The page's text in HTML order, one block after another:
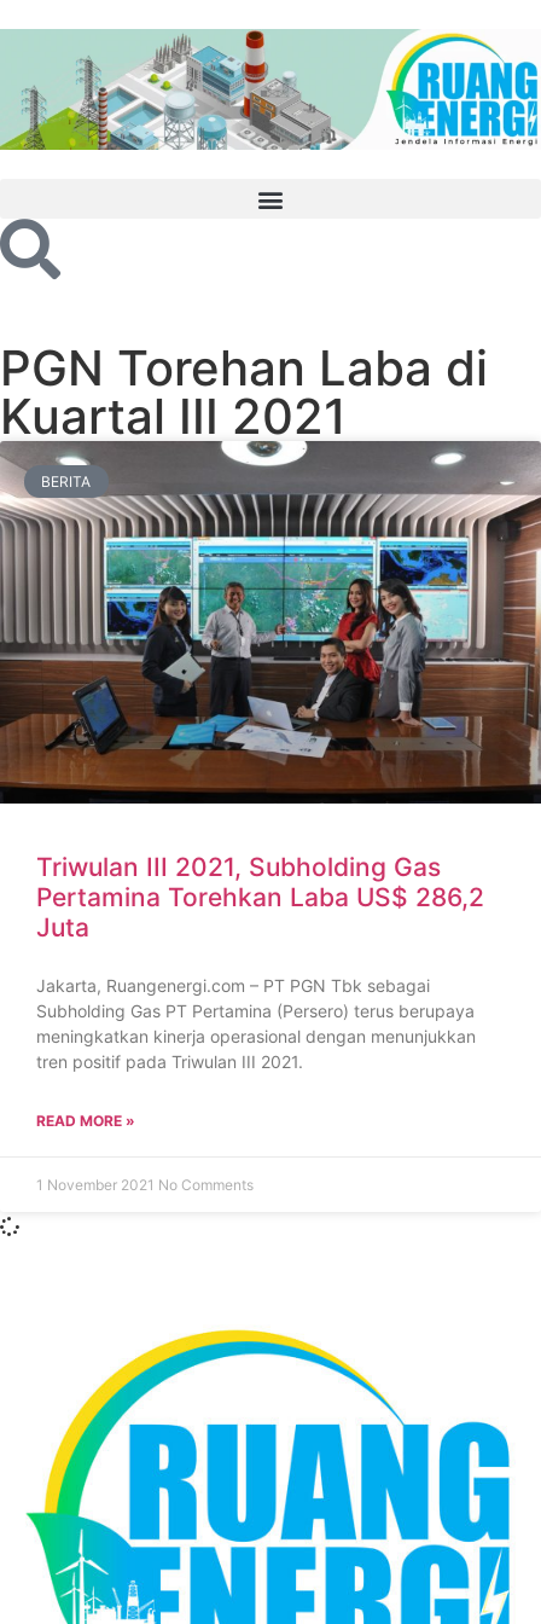
PGN Torehan Laba di
Kuartal III 2021
BERITA
Triwulan III 2021, Subholding Gas
Pertamina Torehkan Laba US$ 286,2
Juta
Jakarta, Ruangenergi.com – PT PGN Tbk sebagai
Subholding Gas PT Pertamina (Persero) terus berupaya
meningkatkan kinerja operasional dengan menunjukkan
tren positif pada Triwulan III 2021.
READ MORE »
1 November 2021 No Comments